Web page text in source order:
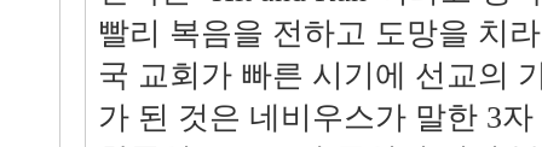
빨리 복음을 전하고 도망을 치
국 교회가 빠른 시기에 선교의
가 된 것은 네비우스가 말한 3